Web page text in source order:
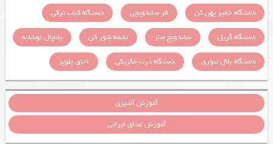
دستگاه خمیر پهن کن
فر ساندویچی
دستگاه کباب ترکی
دستگاه گریل
ساندویچ ساز تخمه شور کن
یخچال نوشابه
دستگاه بلال تنوری
دستگاه ذرت مکزیکی اجاق پلوپز
آموزش آشپزی
آموزش غذای ایرانی